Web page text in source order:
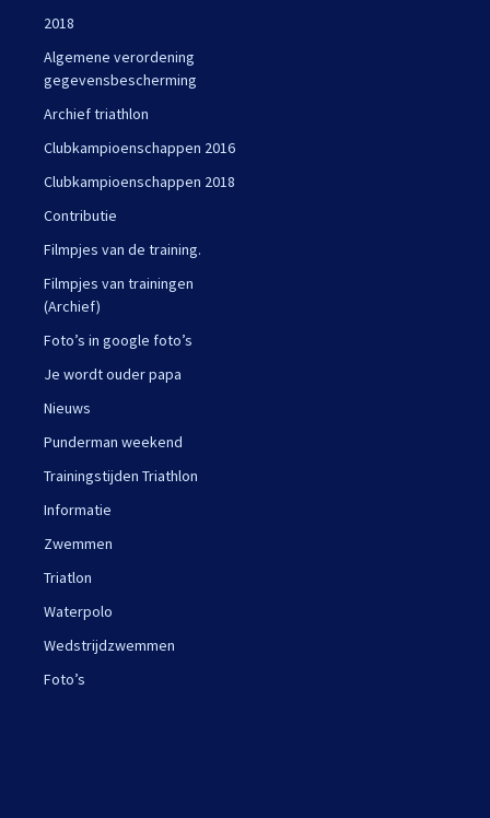
2018
Algemene verordening
gegevensbescherming
Archief triathlon
Clubkampioenschappen 2016
Clubkampioenschappen 2018
Contributie
Filmpjes van de training.
Filmpjes van trainingen
(Archief)
Foto’s in google foto’s
Je wordt ouder papa
Nieuws
Punderman weekend
Trainingstijden Triathlon
Informatie
Zwemmen
Triatlon
Waterpolo
Wedstrijdzwemmen
Foto’s